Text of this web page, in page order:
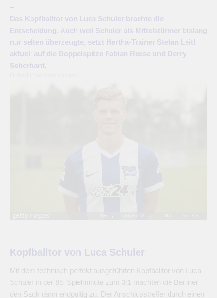
–
Das Kopfballtor von Luca Schuler brachte die
Entscheidung. Auch weil Schuler als Mittelstürmer bislang
nur selten überzeugte, setzt Hertha-Trainer Stefan Leitl
aktuell auf die Doppelspitze Fabian Reese und Derry
Scherhant.
Kopfballtor von Luca Schuler
Mit dem technisch perfekt ausgeführten Kopfballtor von Luca
Schuler in der 89. Spielminute zum 3:1 machten die Berliner
den Sack dann endgültig zu. Der Anschlusstreffer durch einen